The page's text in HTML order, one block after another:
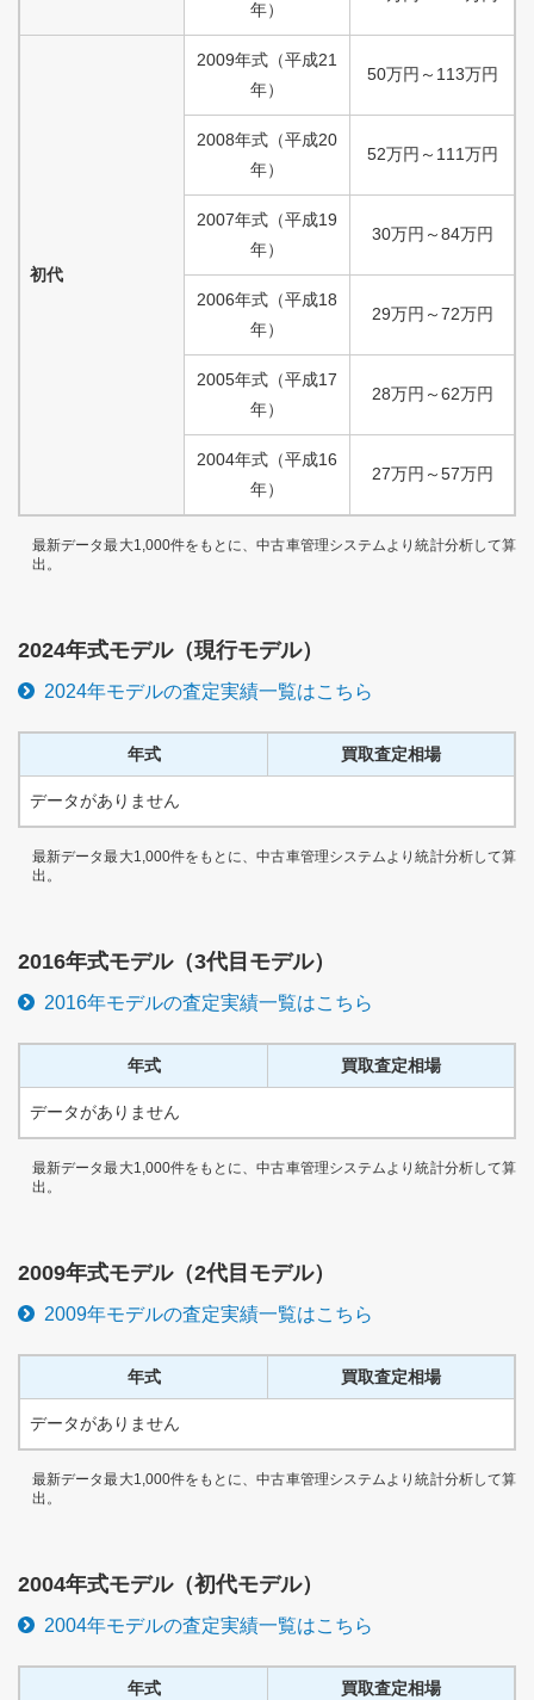
年）
初代
2009年式 （平成21
年）
50万円 ～ 113万円
2008年式 （平成20
年）
52万円 ～ 111万円
2007年式 （平成19
年）
30万円 ～84万円
2006年式 （平成18
年）
29万円 ～72万円
2005年式 （平成17
年）
28万円 ～62万円
2004年式 （平成16
年）
27万円 ～57万円
最新データ最大1,000件をもとに、中古車管理システムより統計分析して算
出。
2024年式モデル（現行モデル）
2024年モデルの査定実績一覧はこちら
年式 買取査定相場
データがありません
最新データ最大1,000件をもとに、中古車管理システムより統計分析して算
出。
2016年式モデル（3代目 モデル）
2016年モデルの査定実績一覧はこちら
年式 買取査定相場
データがありません
最新データ最大1,000件をもとに、中古車管理システムより統計分析して算
出。
2009年式モデル（2代目 モデル）
2009年モデルの査定実績一覧はこちら
年式 買取査定相場
データがありません
最新データ最大1,000件をもとに、中古車管理システムより統計分析して算
出。
2004年式モデル（初代モデル）
2004年モデルの査定実績一覧はこちら
年式 買取査定相場